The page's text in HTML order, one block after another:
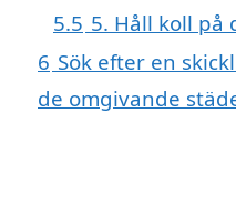
5.5 5. Håll koll på
6 Sök efter en
de omgivande